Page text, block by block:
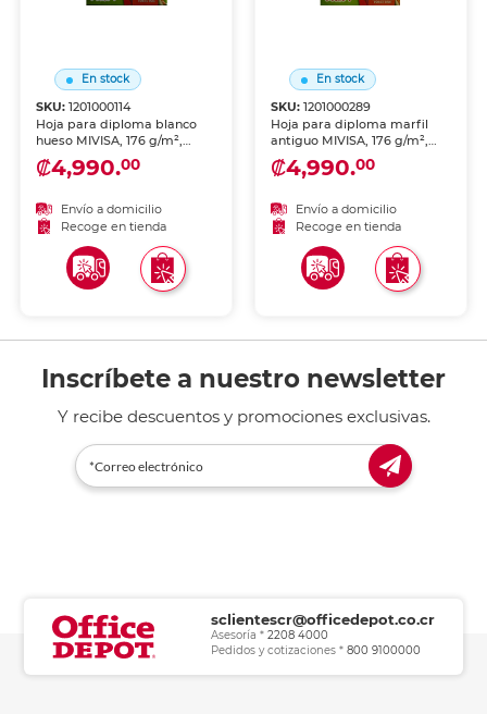
En stock
SKU:1201000114
Hoja para diploma blanco
hueso MIVISA, 176 g/m²,
tamano carta, paquete de 10
hojas. Papel de alta calidad
perfecta para imprimir
certificados,
reconocimientos y diplomas
con acab
₡4,990.00
Envío a domicilio
Recoge en tienda
En stock
SKU: 1201000289
Hoja para diploma marfil
antiguo MIVISA, 176 g/m²,
tamaño carta, paquete de 10
hojas. Papel de alta calidad
perfecta para imprimir
certificados,
reconocimientos y diplomas
con acabado profesional.
₡4,990.00
Envío a domicilio
Recoge en tienda
Inscríbete a nuestro newsletter
Y recibe descuentos y promociones exclusivas.
sclientescr@officedepot.co.cr
Asesoría *2208 4000
Pedidos y cotizaciones *800 9100000